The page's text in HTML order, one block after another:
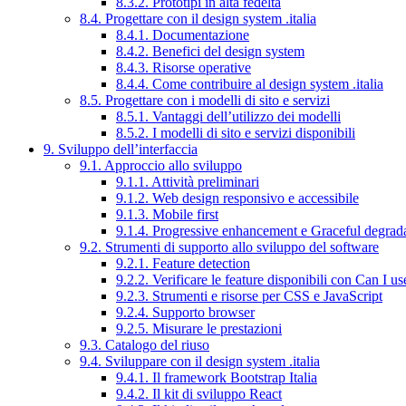
8.4. Progettare con il design system .italia
8.4.1. Documentazione
8.4.2. Benefici del design system
8.4.3. Risorse operative
8.4.4. Come contribuire al design system .italia
8.5. Progettare con i modelli di sito e servizi
8.5.1. Vantaggi dell’utilizzo dei modelli
8.5.2. I modelli di sito e servizi disponibili
9. Sviluppo dell’interfaccia
9.1. Approccio allo sviluppo
9.1.1. Attività preliminari
9.1.2. Web design responsivo e accessibile
9.1.3. Mobile first
9.1.4. Progressive enhancement e Graceful
9.2. Strumenti di supporto allo sviluppo del software
9.2.1. Feature detection
9.2.2. Verificare le feature disponibili con Can I
9.2.3. Strumenti e risorse per CSS e JavaScript
9.2.4. Supporto browser
9.2.5. Misurare le prestazioni
9.3. Catalogo del riuso
9.4. Sviluppare con il design system .italia
9.4.1. Il framework Bootstrap Italia
9.4.2. Il kit di sviluppo React